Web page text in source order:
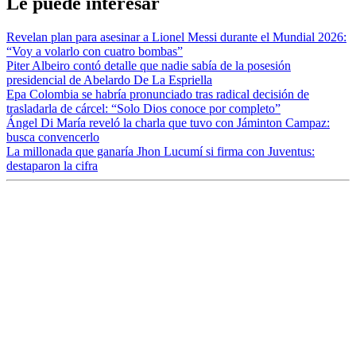
Revelan plan para asesinar a Lionel Messi durante el Mundial 2026:
“Voy a volarlo con cuatro bombas”
Piter Albeiro contó detalle que nadie sabía de la posesión
presidencial de Abelardo De La Espriella
Epa Colombia se habría pronunciado tras radical decisión de
trasladarla de cárcel: “Solo Dios conoce por completo”
Ángel Di María reveló la charla que tuvo con Jáminton Campaz:
busca convencerlo
La millonada que ganaría Jhon Lucumí si firma con Juventus:
destaparon la cifra